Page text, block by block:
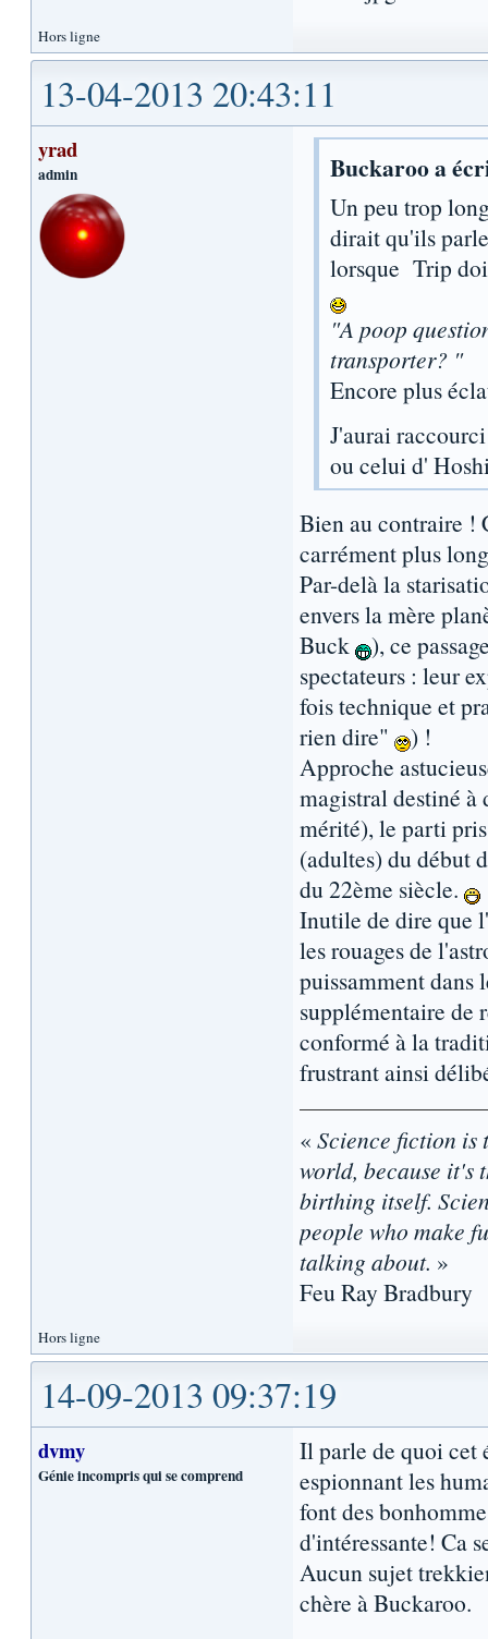
Hors ligne
13-04-2013 20:43:11
yrad
admin Buckaroo a
Un peu trop
dirait qu'ils
lorsque Trip
"A poop
transporter? "
Encore plus
J'aurai
ou celui d'
Bien au contraire !
carrément plus
Par-delà la
envers la mère
Buck
), ce
spectateurs : leur
fois technique et
rien dire"
) !
Approche
magistral destiné à
mérité), le parti
(adultes) du début
du 22ème siècle.
Inutile de dire que
les rouages de
puissamment dans
supplémentaire de
conformé à la
frustrant ainsi
« Science fiction is
world, because it's
birthing itself.
people who make
talking about. »
Feu Ray Bradbury
Hors ligne
14-09-2013 09:37:19
dvmy
Génie incompris qui se comprend
Il parle de quoi cet
espionnant les
font des
d'intéressante! Ca
Aucun sujet
chère à Buckaroo.